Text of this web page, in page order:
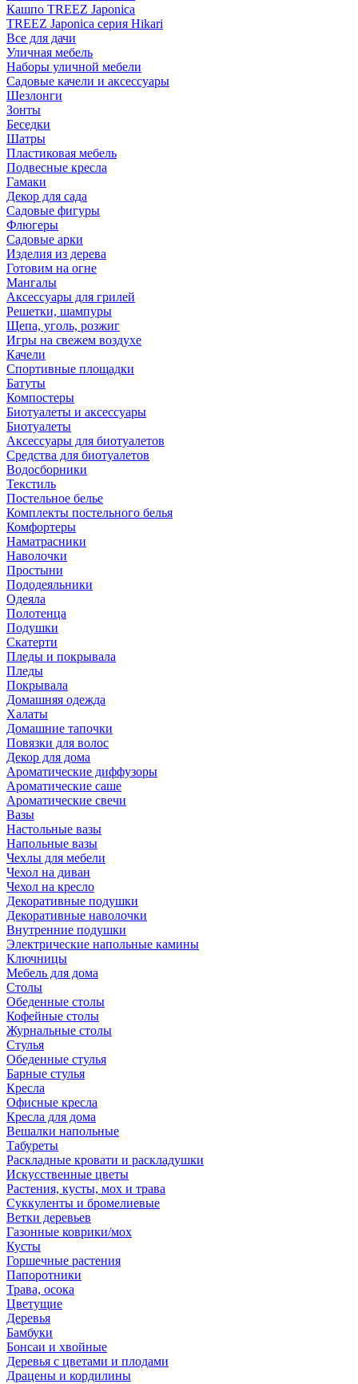
Кашпо TREEZ Japonica
TREEZ Japonica серия Hikari
Все для дачи
Уличная мебель
Наборы уличной мебели
Садовые качели и аксессуары
Шезлонги
Зонты
Беседки
Шатры
Пластиковая мебель
Подвесные кресла
Гамаки
Декор для сада
Садовые фигуры
Флюгеры
Садовые арки
Изделия из дерева
Готовим на огне
Мангалы
Аксессуары для грилей
Решетки, шампуры
Щепа, уголь, розжиг
Игры на свежем воздухе
Качели
Спортивные площадки
Батуты
Компостеры
Биотуалеты и аксессуары
Биотуалеты
Аксессуары для биотуалетов
Средства для биотуалетов
Водосборники
Текстиль
Постельное белье
Комплекты постельного белья
Комфортеры
Наматрасники
Наволочки
Простыни
Пододеяльники
Одеяла
Полотенца
Подушки
Скатерти
Пледы и покрывала
Пледы
Покрывала
Домашняя одежда
Халаты
Домашние тапочки
Повязки для волос
Декор для дома
Ароматические диффузоры
Ароматические саше
Ароматические свечи
Вазы
Настольные вазы
Напольные вазы
Чехлы для мебели
Чехол на диван
Чехол на кресло
Декоративные подушки
Декоративные наволочки
Внутренние подушки
Электрические напольные камины
Ключницы
Мебель для дома
Столы
Обеденные столы
Кофейные столы
Журнальные столы
Стулья
Обеденные стулья
Барные стулья
Кресла
Офисные кресла
Кресла для дома
Вешалки напольные
Табуреты
Раскладные кровати и раскладушки
Искусственные цветы
Растения, кусты, мох и трава
Суккуленты и бромелиевые
Ветки деревьев
Газонные коврики/мох
Кусты
Горшечные растения
Папоротники
Трава, осока
Цветущие
Деревья
Бамбуки
Бонсаи и хвойные
Деревья с цветами и плодами
Драцены и кордилины